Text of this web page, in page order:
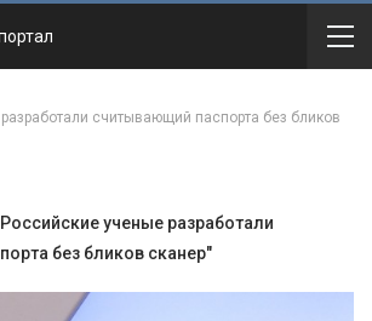
считывающий паспорта без бликов
ученые разработали
без бликов сканер"